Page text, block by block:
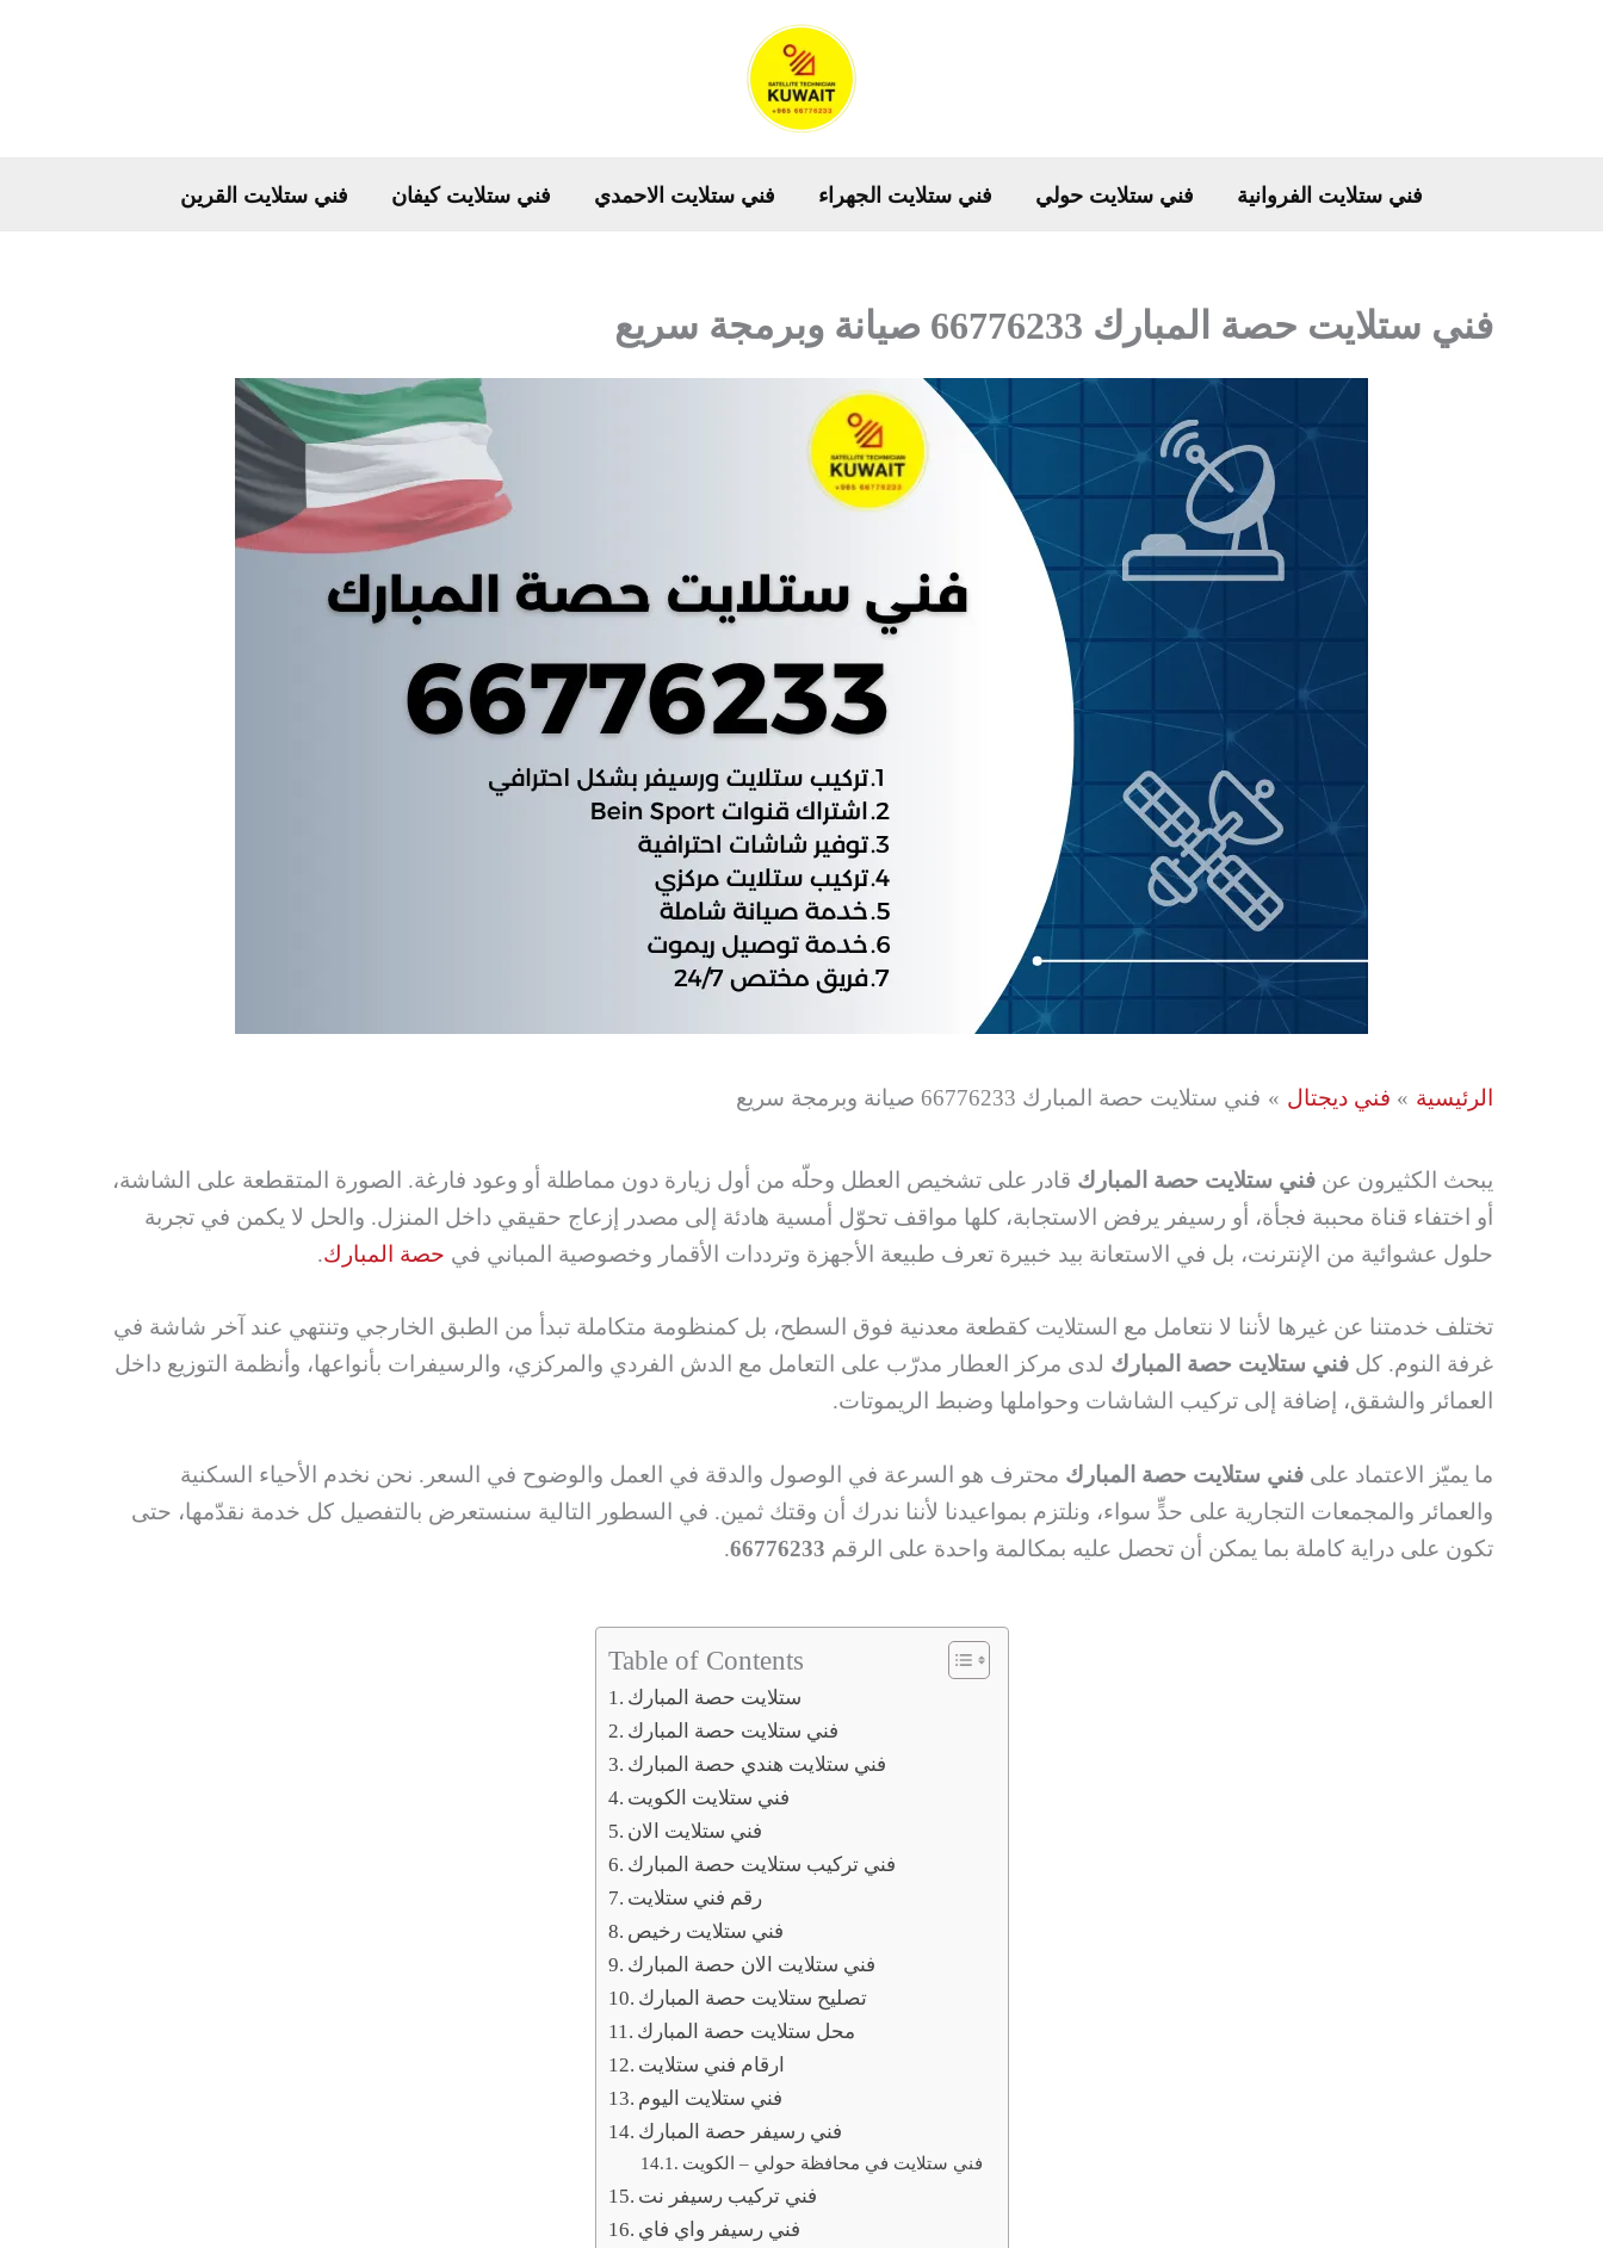
فني ستلايت الفروانية فني ستلايت حولي فني ستلايت الجهراء فني ستلايت الاحمدي فني ستلايت كيفان فني ستلايت القرين
فني ستلايت حصة المبارك 66776233 صيانة وبرمجة سريع
الرئيسية فني ديجتال فني ستلايت حصة المبارك 66776233 صيانة وبرمجة سريع
يبحث الكثيرون عن فني ستلايت حصة المبارك قادر على تشخيص العطل وحلّه من أول زيارة دون مماطلة أو وعود فارغة. الصورة المتقطعة على الشاشة،
أو اختفاء قناة محببة فجأة، أو رسيفر يرفض الاستجابة، كلها مواقف تحوّل أمسية هادئة إلى مصدر إزعاج حقيقي داخل المنزل. والحل لا يكمن في تجربة
حلول عشوائية من الإنترنت، بل في الاستعانة بيد خبيرة تعرف طبيعة الأجهزة وترددات الأقمار وخصوصية المباني في حصة المبارك.
تختلف خدمتنا عن غيرها لأننا لا نتعامل مع الستلايت كقطعة معدنية فوق السطح، بل كمنظومة متكاملة تبدأ من الطبق الخارجي وتنتهي عند آخر شاشة في
غرفة النوم. كل فني ستلايت حصة المبارك لدى مركز العطار مدرّب على التعامل مع الدش الفردي والمركزي، والرسيفرات بأنواعها، وأنظمة التوزيع داخل
العمائر والشقق، إضافة إلى تركيب الشاشات وحواملها وضبط الريموتات.
ما يميّز الاعتماد على فني ستلايت حصة المبارك محترف هو السرعة في الوصول والدقة في العمل والوضوح في السعر. نحن نخدم الأحياء السكنية
والعمائر والمجمعات التجارية على حدٍّ سواء، ونلتزم بمواعيدنا لأننا ندرك أن وقتك ثمين. في السطور التالية سنستعرض بالتفصيل كل خدمة نقدّمها، حتى
تكون على دراية كاملة بما يمكن أن تحصل عليه بمكالمة واحدة على الرقم 66776233
.
Table of Contents
ستلايت حصة المبارك
فني ستلايت حصة المبارك
فني ستلايت هندي حصة المبارك
فني ستلايت الكويت
فني ستلايت الان
فني تركيب ستلايت حصة المبارك
رقم فني ستلايت
فني ستلايت رخيص
فني ستلايت الان حصة المبارك
تصليح ستلايت حصة المبارك
محل ستلايت حصة المبارك
ارقام فني ستلايت
فني ستلايت اليوم
فني رسيفر حصة المبارك
فني ستلايت في محافظة حولي – الكويت
فني تركيب رسيفر نت
فني رسيفر واي فاي